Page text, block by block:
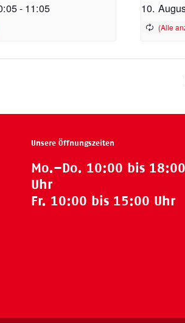
- 11:05 10.
Unsere Öffnungszeiten
Mo.–Do. 10:00 bis 18:00
Uhr
Fr. 10:00 bis 15:00 Uhr